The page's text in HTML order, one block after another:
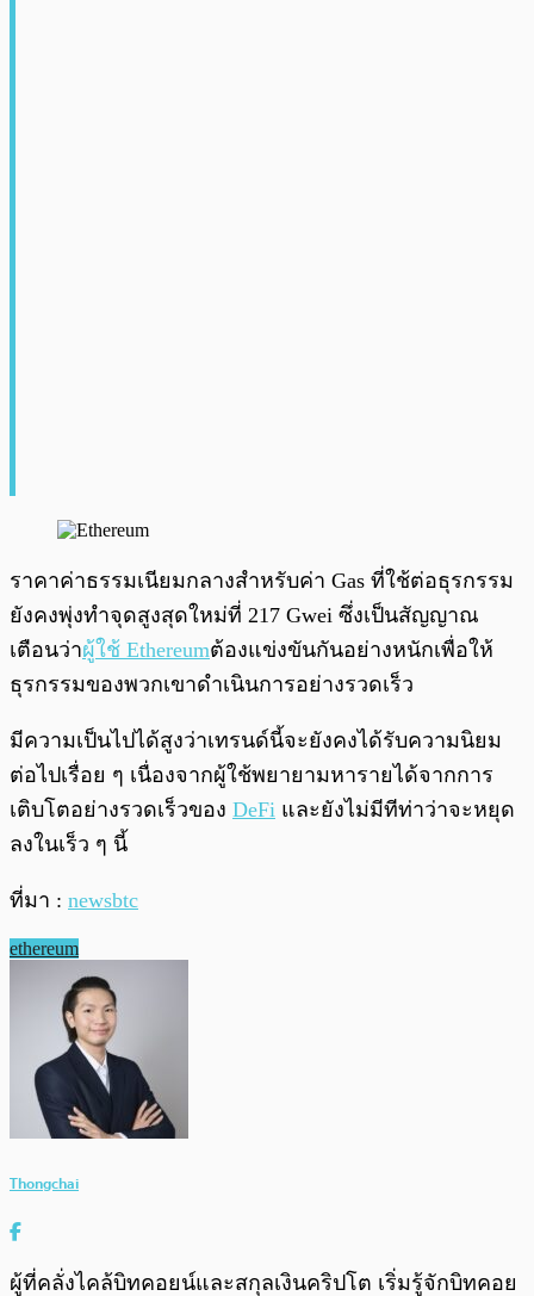
ราคาค่าธรรมเนียมกลางสำหรับค่า Gas ที่ใช้ต่อธุรกรรม
ยังคงพุ่งทำจุดสูงสุดใหม่ที่ 217 Gwei ซึ่งเป็นสัญญาณ
เตือนว่าผู้ใช้ Ethereumต้องแข่งขันกันอย่างหนักเพื่อให้
ธุรกรรมของพวกเขาดำเนินการอย่างรวดเร็ว
มีความเป็นไปได้สูงว่าเทรนด์นี้จะยังคงได้รับความนิยม
ต่อไปเรื่อย ๆ เนื่องจากผู้ใช้พยายามหารายได้จากการ
เติบโตอย่างรวดเร็วของ DeFi และยังไม่มีทีท่าว่าจะหยุด
ลงในเร็ว ๆ นี้
ที่มา : newsbtc
ethereum
Thongchai
ผู้ที่คลั่งไคล้บิทคอยน์และสกุลเงินคริปโต เริ่มรู้จักบิทคอย